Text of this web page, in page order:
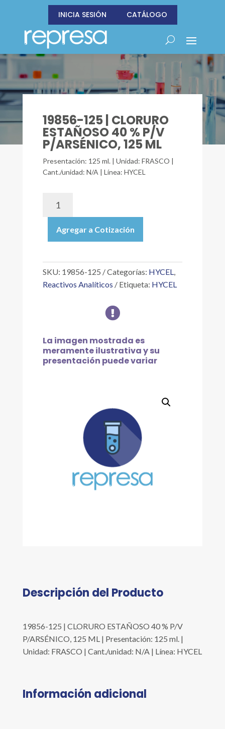
INICIA SESIÓN CATÁLOGO
19856-125 | CLORURO
ESTAÑOSO 40 % P/V
P/ARSÉNICO, 125 ML
Presentación: 125 ml. | Unidad: FRASCO |
Cant./unidad: N/A | Línea: HYCEL
CLORURO
ESTAÑOSO
%
P/ARSÉNICO,
Agregar a Cotización
SKU: 19856-125 Categorías: HYCEL,
Reactivos Analíticos
Etiqueta: HYCEL

La imagen mostrada es
meramente ilustrativa y su
presentación puede variar
Descripción del Producto
19856-125 | CLORURO ESTAÑOSO 40 % P/V
P/ARSÉNICO, 125 ML | Presentación: 125 ml. |
Unidad: FRASCO | Cant./unidad: N/A | Línea: HYCEL
Información adicional